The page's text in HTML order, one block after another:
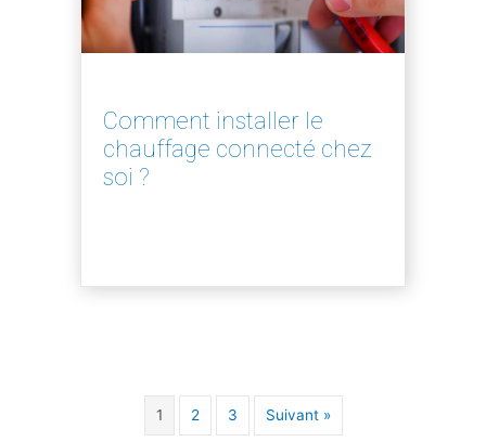
Comment installer le
chauffage connecté chez
soi ?
1 2 3 Suivant »